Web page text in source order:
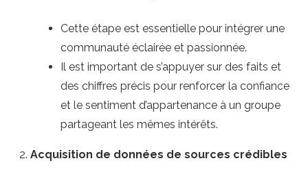
Cette étape est essentielle pour intégrer une
communauté éclairée et passionnée.
Il est important de s’appuyer sur des faits et
des chiffres précis pour renforcer la confiance
et le sentiment d’appartenance à un groupe
partageant les mêmes intérêts.
Acquisition de données de sources crédibles